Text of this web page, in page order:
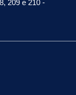
Marketing
de Site para
209 e 210 -